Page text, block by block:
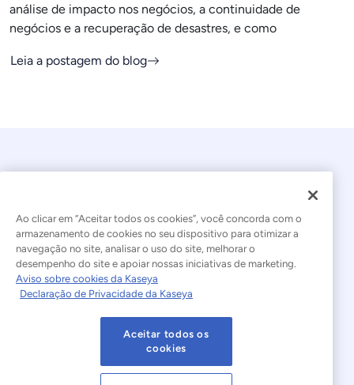
análise de impacto nos negócios, a continuidade de
negócios e a recuperação de desastres, e como
Leia a postagem do blog
© 2026 Kaseya. Todos os direitos reservados.
Português Brasileiro
Declaração sobre a Escravidão Moderna
Termos de Uso do Site Declaração de Privacidade
Ao clicar em “Aceitar todos os cookies”, você concorda com o
armazenamento de cookies no seu dispositivo para otimizar a
navegação no site, analisar o uso do site, melhorar o
desempenho do site e apoiar nossas iniciativas de marketing.
Aviso sobre cookies da Kaseya
Declaração de Privacidade da Kaseya
Aceitar todos os
cookies